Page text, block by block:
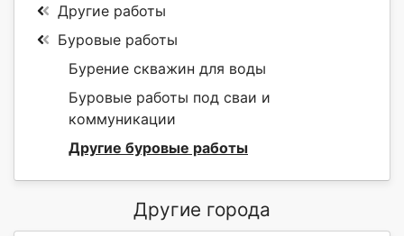
Другие работы
Буровые работы
Бурение скважин для воды
Буровые работы под сваи и
коммуникации
Другие буровые работы
Другие города